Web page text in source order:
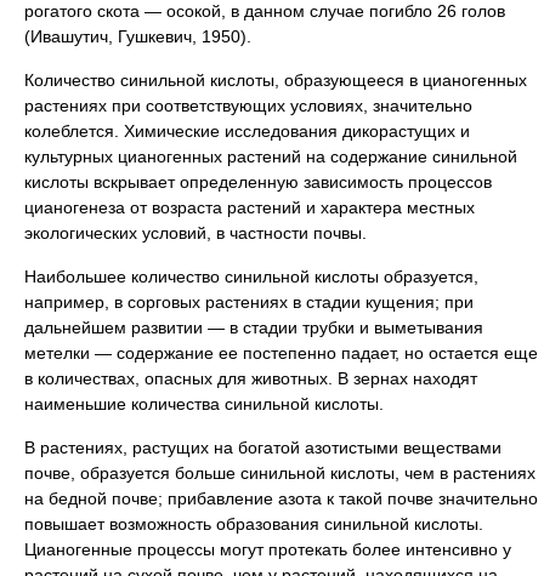
рогатого скота — осокой, в данном случае погибло 26 голов
(Ивашутич, Гушкевич, 1950).
Количество синильной кислоты, образующееся в цианогенных
растениях при соответствующих условиях, значительно
колеблется. Химические исследования дикорастущих и
культурных цианогенных растений на содержание синильной
кислоты вскрывает определенную зависимость процессов
цианогенеза от возраста растений и характера местных
экологических условий, в частности почвы.
Наибольшее количество синильной кислоты образуется,
например, в сорговых растениях в стадии кущения; при
дальнейшем развитии — в стадии трубки и выметывания
метелки — содержание ее постепенно падает, но остается еще
в количествах, опасных для животных. В зернах находят
наименьшие количества синильной кислоты.
В растениях, растущих на богатой азотистыми веществами
почве, образуется больше синильной кислоты, чем в растениях
на бедной почве; прибавление азота к такой почве значительно
повышает возможность образования синильной кислоты.
Цианогенные процессы могут протекать более интенсивно у